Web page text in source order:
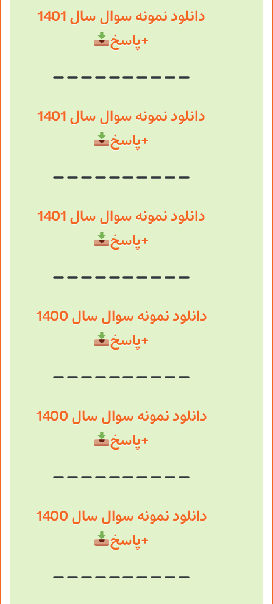
دانلود نمونه سوال سال 1401
+پاسخ
دانلود نمونه سوال سال 1401
+پاسخ
دانلود نمونه سوال سال 1401
+پاسخ
دانلود نمونه سوال سال 1400
+پاسخ
دانلود نمونه سوال سال 1400
+پاسخ
دانلود نمونه سوال سال 1400
+پاسخ